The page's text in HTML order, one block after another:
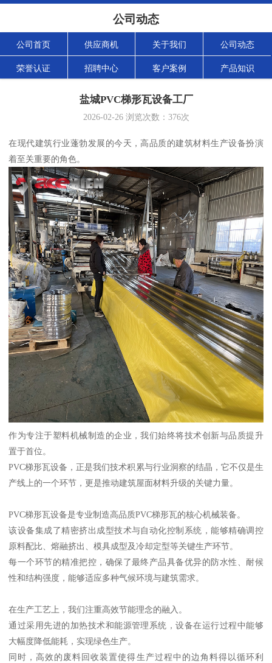
公司动态
公司首页 供应商机 关于我们 公司动态
荣誉认证 招聘中心 客户案例 产品知识
盐城PVC梯形瓦设备工厂
2026-02-26浏览次数： 376次
在现代建筑行业蓬勃发展的今天，高品质的建筑材料生产设备扮演
着至关重要的角色。
作为专注于塑料机械制造的企业，我们始终将技术创新与品质提升
置于首位。
PVC梯形瓦设备，正是我们技术积累与行业洞察的结晶，它不仅是生
产线上的一个环节，更是推动建筑屋面材料升级的关键力量。
PVC梯形瓦设备是专业制造高品质PVC梯形瓦的核心机械装备。
该设备集成了精密挤出成型技术与自动化控制系统，能够精确调控
原料配比、熔融挤出、模具成型及冷却定型等关键生产环节。
每一个环节的精准把控，确保了最终产品具备优异的防水性、耐候
性和结构强度，能够适应多种气候环境与建筑需求。
在生产工艺上，我们注重高效节能理念的融入。
通过采用先进的加热技术和能源管理系统，设备在运行过程中能够
大幅度降低能耗，实现绿色生产。
同时，高效的废料回收装置使得生产过程中的边角料得以循环利